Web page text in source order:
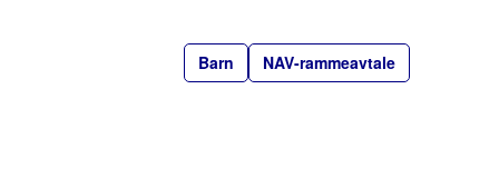
Barn NAV-rammeavtale